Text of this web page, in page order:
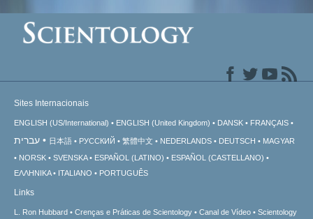
Sites Internacionais
ENGLISH (US/International) ENGLISH (United Kingdom) DANSK FRANÇAIS
עברית 日本語 РУССКИЙ 繁體中文 NEDERLANDS DEUTSCH
MAGYAR
NORSK
SVENSKA ESPAÑOL (LATINO)
ESPAÑOL (CASTELLANO)
ΕΛΛΗΝΙΚA
ITALIANO PORTUGUÊS
Links
L. Ron Hubbard Crenças e Práticas de Scientology Canal de Vídeo Scientology